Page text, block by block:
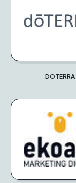
DOTERRA